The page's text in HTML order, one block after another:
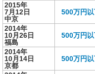
2015年
7月12日
中京
500万円
2014年
10月26日
福島
500万円
2014年
10月14日
京都
500万円